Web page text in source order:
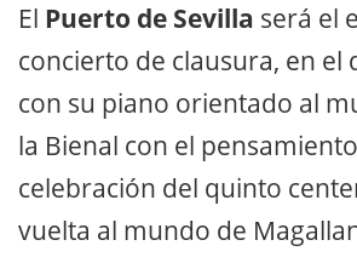
El Puerto de Sevilla será el
concierto de clausura, en el
con su piano orientado al
la Bienal con el
celebración del quinto
vuelta al mundo de